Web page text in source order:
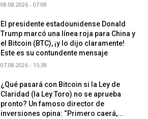
08.08.2026 - 07:08
El presidente estadounidense Donald
Trump marcó una línea roja para China y
el Bitcoin (BTC), ¡y lo dijo claramente!
Este es su contundente mensaje
07.08.2026 - 15:38
¿Qué pasará con Bitcoin si la Ley de
Claridad (la Ley Toro) no se aprueba
pronto? Un famoso director de
inversiones opina: “Primero caerá,...